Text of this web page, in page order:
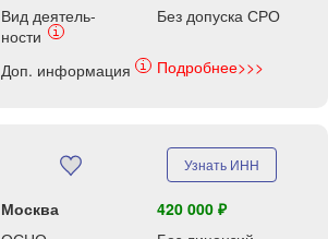
Вид деятель-
ности
i
Без допуска СРО
Доп. информация i Подробнее>>>
Узнать ИНН
Москва
420 000 ₽